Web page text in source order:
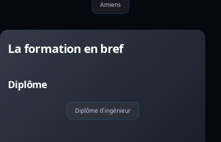
Amiens
La formation en bref
Diplôme
Diplôme d'ingénieur